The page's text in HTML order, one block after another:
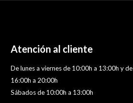
Atención al cliente
De lunes a viernes de 10:00h a 13:00h y de
16:00h a 20:00h
Sábados de 10:00h a 13:00h